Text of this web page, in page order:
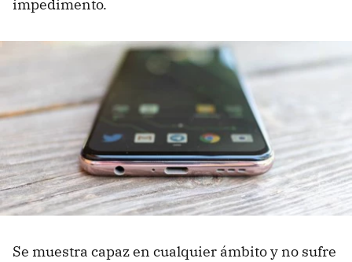
impedimento.
Se muestra capaz en cualquier ámbito y no sufre